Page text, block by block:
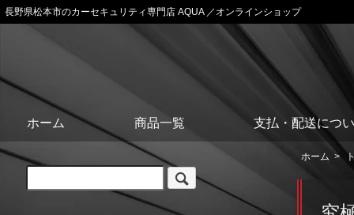
長野県松本市のカーセキュリティ専門店 AQUA ／オンラインショップ
ホーム 商品一覧 支払・配送につ
ホーム >